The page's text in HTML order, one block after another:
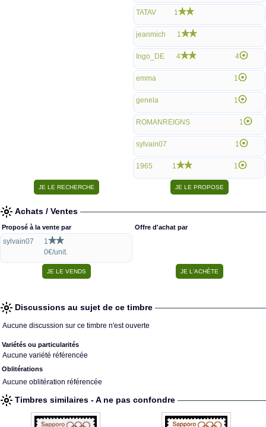
TATAV 1
jeanmich 1
Ingo_DE 4 4
emma 1
genela 1
ROMANREIGNS 1
sylvain07 1
1965 1 1
Achats / Ventes
Proposé à la vente par
sylvain07
1
0€/unit.
Offre d'achat par
Discussions au sujet de ce timbre
Aucune discussion sur ce timbre n'est ouverte
Variétés ou particularités
Aucune variété référencée
Oblitérations
Aucune oblitération référencée
Timbres similaires - A ne pas confondre